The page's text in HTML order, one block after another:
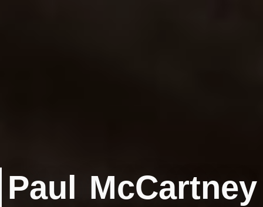
Paul McCartney